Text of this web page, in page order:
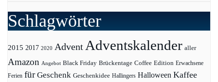
Schlagwörter
2015 2017 2020 Advent Adventskalender aller
Amazon Angebot Black Friday Brückentage Coffee Edition Erwachsene
Ferien für Geschenk Geschenkidee Hallingers Halloween Kaffee